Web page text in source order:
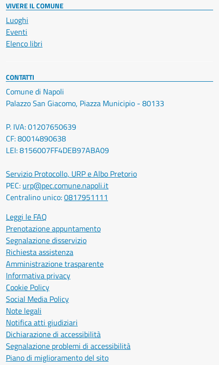
VIVERE IL COMUNE
Luoghi
Eventi
Elenco libri
CONTATTI
Comune di Napoli
Palazzo San Giacomo, Piazza Municipio - 80133
P. IVA: 01207650639
CF: 80014890638
LEI: 8156007FF4DEB97ABA09
Servizio Protocollo, URP e Albo Pretorio
PEC: urp@pec.comune.napoli.it
Centralino unico:0817951111
Leggi le FAQ
Prenotazione appuntamento
Segnalazione disservizio
Richiesta assistenza
Amministrazione trasparente
Informativa privacy
Cookie Policy
Social Media Policy
Note legali
Notifica atti giudiziari
Dichiarazione di accessibilità
Segnalazione problemi di accessibilità
Piano di miglioramento del sito